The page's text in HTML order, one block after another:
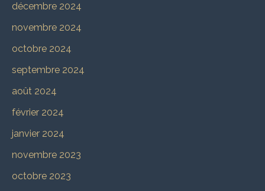
décembre 2024
novembre 2024
octobre 2024
septembre 2024
août 2024
février 2024
janvier 2024
novembre 2023
octobre 2023